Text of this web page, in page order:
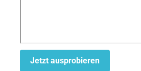
Jetzt ausprobieren